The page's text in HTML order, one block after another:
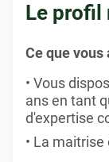
Le profil
Ce que
Vous
ans en tant
d'expertise
La maitrise